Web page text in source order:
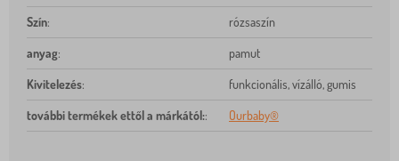
Szín: rózsaszín
anyag: pamut
Kivitelezés: funkcionális, vízálló, gumis
további termékek ettől a márkától:: Ourbaby®